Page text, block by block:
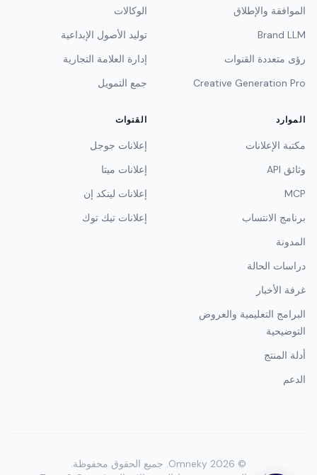
صُنع بـ ♥ في سان فرانسيسكو
المنتج
الموافقة والإطلاق
رؤى متعددة القنوات
Creative Generation Pro
الحلول
الوكالات
توليد الأصول الإبداعية
إدارة العلامة التجارية
جمع التمويل
الموارد
وثائق API
MCP
برنامج الانتساب
المدونة
دراسات الحالة
غرفة الأخبار
التوضيحية
القنوات
إعلانات جوجل
إعلانات ميتا